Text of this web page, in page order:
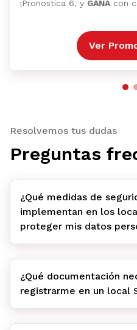
¡Pronostica 6, y GANA con
Ver
Resolvemos tus dudas
Preguntas
¿Qué medidas de
implementan en los
proteger mis datos
¿Qué documentación
registrarme en un local